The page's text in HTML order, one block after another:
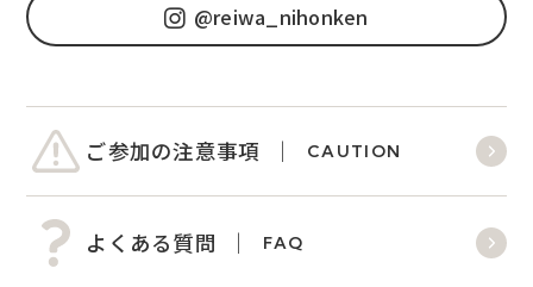
@reiwa_nihonken
ご参加の注意事項 CAUTION
よくある質問 FAQ